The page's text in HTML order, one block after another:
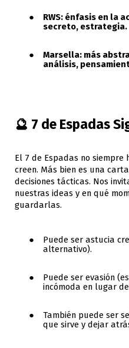
RWS: énfasis en la
secreto, estrategia.
Marsella: más
análisis,
🔮 7 de Espadas
El 7 de Espadas no siempre
creen. Más bien es una
decisiones tácticas. Nos
nuestras ideas y en qué
guardarlas.
Puede ser astucia
alternativo).
Puede ser evasión
incómoda en lugar
También puede ser
que sirve y dejar